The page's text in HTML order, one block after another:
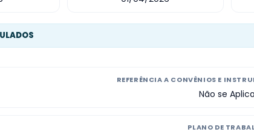
REFERÊNCIA A CONVÊNIOS E
Não se Aplica
PLANO DE